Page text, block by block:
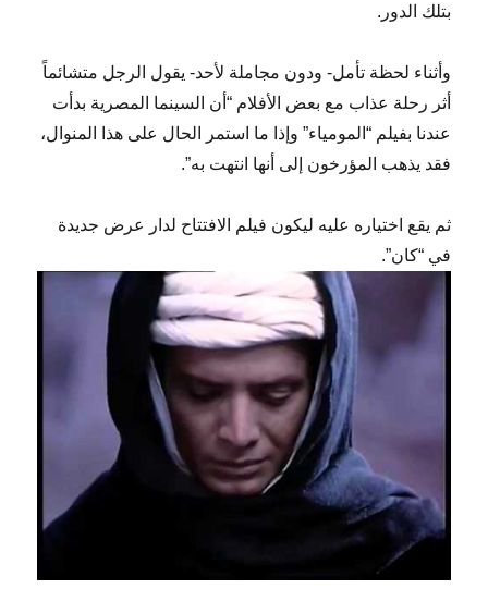
بتلك الدور.
وأثناء لحظة تأمل- ودون مجاملة لأحد- يقول الرجل متشائماً
أثر رحلة عذاب مع بعض الأفلام “أن السينما المصرية بدأت
عندنا بفيلم “المومياء” وإذا ما استمر الحال على هذا المنوال،
فقد يذهب المؤرخون إلى أنها انتهت به”.
ثم يقع اختياره عليه ليكون فيلم الافتتاح لدار عرض جديدة
في “كان”.